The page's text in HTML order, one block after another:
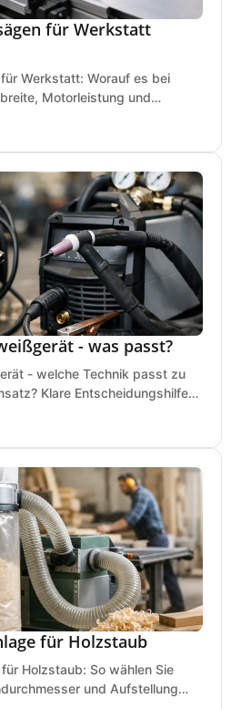
für Werkstatt
Werkstatt: Worauf es bei
Motorleistung und
- was passt?
- welche Technik passt zu
Klare Entscheidungshilfe
für Holzstaub
Holzstaub: So wählen Sie
und Aufstellung